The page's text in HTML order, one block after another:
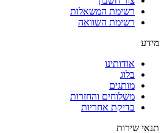
רשימת המשאלות
רשימת השוואה
מידע
אודותינו
בלוג
מותגים
משלוחים והחזרות
בדיקת אחריות
תנאי שירות